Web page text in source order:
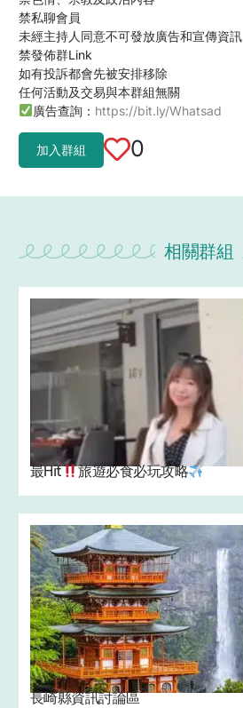
禁私聊會員
未經主持人同意不可發放廣告和宣傳資訊
禁發佈群Link
如有投訴都會先被安排移除
任何活動及交易與本群組無關
廣告查詢： https://bit.ly/Whatsad
加入群組 0
相關群組
最Hit 旅遊必食必玩攻略
長崎縣資訊討論區